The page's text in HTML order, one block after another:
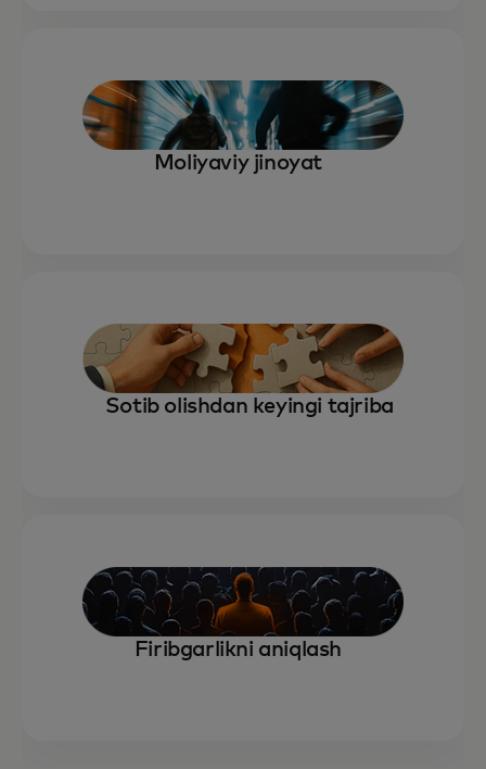
Moliyaviy jinoyat
Sotib olishdan keyingi tajriba
Firibgarlikni aniqlash